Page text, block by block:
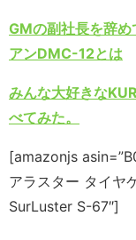
GMの副社長を辞め
アンDMC-12とは
みんな大好きな
べてみた。
[amazonjs
アラスター タイヤ
SurLuster S-67″]